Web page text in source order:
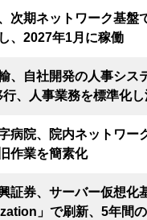
次期ネットワーク基盤
、2027年1月に稼働
、自社開発の人事シス
行、人事業務を標準化
病院、院内ネットワー
作業を簡素化
証券、サーバー仮想化
」で刷新、5年間